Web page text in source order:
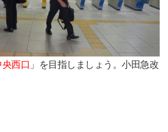
央西口 」を目指しましょう。小田急改